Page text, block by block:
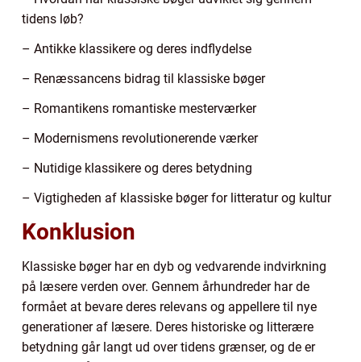
tidens løb?
– Antikke klassikere og deres indflydelse
– Renæssancens bidrag til klassiske bøger
– Romantikens romantiske mesterværker
– Modernismens revolutionerende værker
– Nutidige klassikere og deres betydning
– Vigtigheden af klassiske bøger for litteratur og kultur
Konklusion
Klassiske bøger har en dyb og vedvarende indvirkning
på læsere verden over. Gennem århundreder har de
formået at bevare deres relevans og appellere til nye
generationer af læsere. Deres historiske og litterære
betydning går langt ud over tidens grænser, og de er